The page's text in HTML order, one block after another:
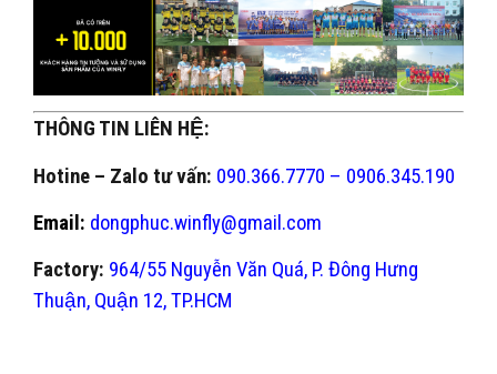
THÔNG TIN LIÊN HỆ:
Hotine – Zalo tư vấn: 090.366.7770 – 0906.345.190
Email: dongphuc.winfly@gmail.com
Factory: 964/55 Nguyễn Văn Quá, P. Đông Hưng
Thuận, Quận 12, TP.HCM